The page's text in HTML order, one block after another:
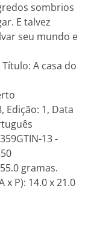
sombrios
E talvez
seu mundo e
A casa do
Edição: 1, Data
13 -
gramas.
P): 14.0 x 21.0